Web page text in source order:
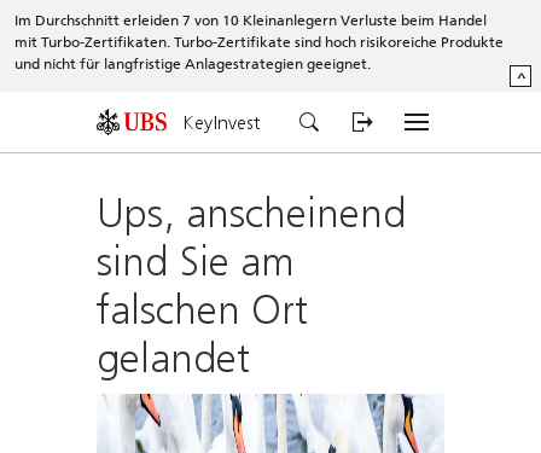
Im Durchschnitt erleiden 7 von 10 Kleinanlegern Verluste beim Handel
mit Turbo-Zertifikaten. Turbo-Zertifikate sind hoch risikoreiche Produkte
und nicht für langfristige Anlagestrategien geeignet.
^
KeyInvest
Ups, anscheinend
sind Sie am
falschen Ort
gelandet